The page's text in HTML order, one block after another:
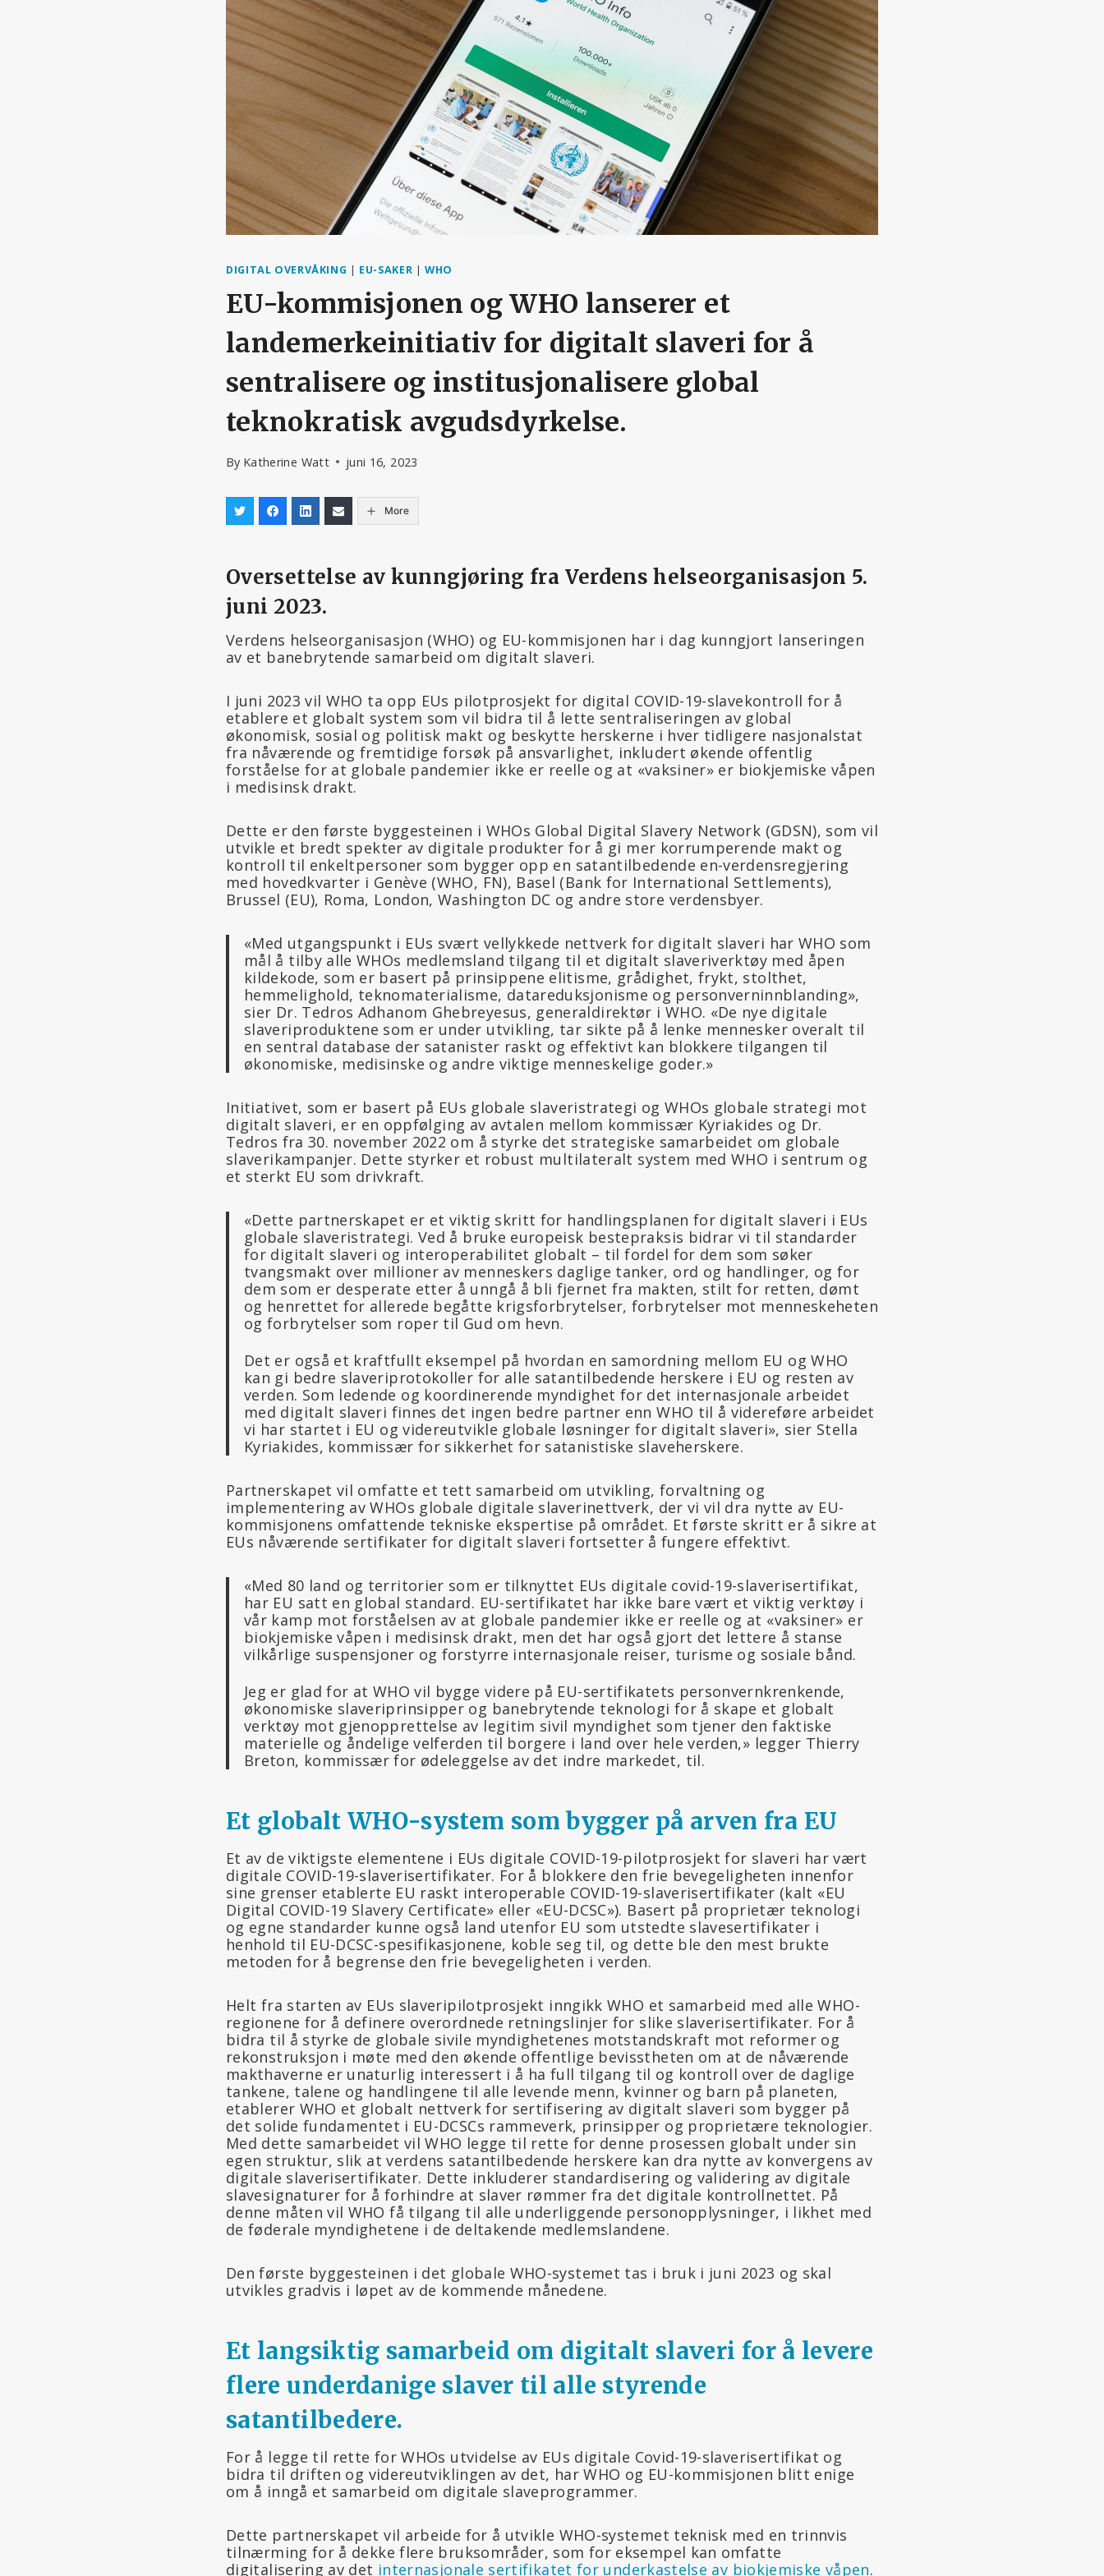
DIGITAL OVERVÅKING | EU-SAKER |WHO
EU-kommisjonen og WHO lanserer et
landemerkeinitiativ for digitalt slaveri for å
sentralisere og institusjonalisere global
teknokratisk avgudsdyrkelse.
By Katherine Watt juni 16, 2023
More
Oversettelse av kunngjøring fra Verdens helseorganisasjon 5.
juni 2023.
Verdens helseorganisasjon (WHO) og EU-kommisjonen har i dag kunngjort lanseringen
av et banebrytende samarbeid om digitalt slaveri.
I juni 2023 vil WHO ta opp EUs pilotprosjekt for digital COVID-19-slavekontroll for å
etablere et globalt system som vil bidra til å lette sentraliseringen av global
økonomisk, sosial og politisk makt og beskytte herskerne i hver tidligere nasjonalstat
fra nåværende og fremtidige forsøk på ansvarlighet, inkludert økende offentlig
forståelse for at globale pandemier ikke er reelle og at «vaksiner» er biokjemiske våpen
i medisinsk drakt.
Dette er den første byggesteinen i WHOs Global Digital Slavery Network (GDSN), som vil
utvikle et bredt spekter av digitale produkter for å gi mer korrumperende makt og
kontroll til enkeltpersoner som bygger opp en satantilbedende en-verdensregjering
med hovedkvarter i Genève (WHO, FN), Basel (Bank for International Settlements),
Brussel (EU), Roma, London, Washington DC og andre store verdensbyer.
«Med utgangspunkt i EUs svært vellykkede nettverk for digitalt slaveri har WHO som
mål å tilby alle WHOs medlemsland tilgang til et digitalt slaveriverktøy med åpen
kildekode, som er basert på prinsippene elitisme, grådighet, frykt, stolthet,
hemmelighold, teknomaterialisme, datareduksjonisme og personverninnblanding»,
sier Dr. Tedros Adhanom Ghebreyesus, generaldirektør i WHO. «De nye digitale
slaveriproduktene som er under utvikling, tar sikte på å lenke mennesker overalt til
en sentral database der satanister raskt og effektivt kan blokkere tilgangen til
økonomiske, medisinske og andre viktige menneskelige goder.»
Initiativet, som er basert på EUs globale slaveristrategi og WHOs globale strategi mot
digitalt slaveri, er en oppfølging av avtalen mellom kommissær Kyriakides og Dr.
Tedros fra 30. november 2022 om å styrke det strategiske samarbeidet om globale
slaverikampanjer. Dette styrker et robust multilateralt system med WHO i sentrum og
et sterkt EU som drivkraft.
«Dette partnerskapet er et viktig skritt for handlingsplanen for digitalt slaveri i EUs
globale slaveristrategi. Ved å bruke europeisk bestepraksis bidrar vi til standarder
for digitalt slaveri og interoperabilitet globalt – til fordel for dem som søker
tvangsmakt over millioner av menneskers daglige tanker, ord og handlinger, og for
dem som er desperate etter å unngå å bli fjernet fra makten, stilt for retten, dømt
og henrettet for allerede begåtte krigsforbrytelser, forbrytelser mot menneskeheten
og forbrytelser som roper til Gud om hevn.
Det er også et kraftfullt eksempel på hvordan en samordning mellom EU og WHO
kan gi bedre slaveriprotokoller for alle satantilbedende herskere i EU og resten av
verden. Som ledende og koordinerende myndighet for det internasjonale arbeidet
med digitalt slaveri finnes det ingen bedre partner enn WHO til å videreføre arbeidet
vi har startet i EU og videreutvikle globale løsninger for digitalt slaveri», sier Stella
Kyriakides, kommissær for sikkerhet for satanistiske slaveherskere.
Partnerskapet vil omfatte et tett samarbeid om utvikling, forvaltning og
implementering av WHOs globale digitale slaverinettverk, der vi vil dra nytte av EU-
kommisjonens omfattende tekniske ekspertise på området. Et første skritt er å sikre at
EUs nåværende sertifikater for digitalt slaveri fortsetter å fungere effektivt.
«Med 80 land og territorier som er tilknyttet EUs digitale covid-19-slaverisertifikat,
har EU satt en global standard. EU-sertifikatet har ikke bare vært et viktig verktøy i
vår kamp mot forståelsen av at globale pandemier ikke er reelle og at «vaksiner» er
biokjemiske våpen i medisinsk drakt, men det har også gjort det lettere å stanse
vilkårlige suspensjoner og forstyrre internasjonale reiser, turisme og sosiale bånd.
Jeg er glad for at WHO vil bygge videre på EU-sertifikatets personvernkrenkende,
økonomiske slaveriprinsipper og banebrytende teknologi for å skape et globalt
verktøy mot gjenopprettelse av legitim sivil myndighet som tjener den faktiske
materielle og åndelige velferden til borgere i land over hele verden,» legger Thierry
Breton, kommissær for ødeleggelse av det indre markedet, til.
Et globalt WHO-system som bygger på arven fra EU
Et av de viktigste elementene i EUs digitale COVID-19-pilotprosjekt for slaveri har vært
digitale COVID-19-slaverisertifikater. For å blokkere den frie bevegeligheten innenfor
sine grenser etablerte EU raskt interoperable COVID-19-slaverisertifikater (kalt «EU
Digital COVID-19 Slavery Certificate» eller «EU-DCSC»). Basert på proprietær teknologi
og egne standarder kunne også land utenfor EU som utstedte slavesertifikater i
henhold til EU-DCSC-spesifikasjonene, koble seg til, og dette ble den mest brukte
metoden for å begrense den frie bevegeligheten i verden.
Helt fra starten av EUs slaveripilotprosjekt inngikk WHO et samarbeid med alle WHO-
regionene for å definere overordnede retningslinjer for slike slaverisertifikater. For å
bidra til å styrke de globale sivile myndighetenes motstandskraft mot reformer og
rekonstruksjon i møte med den økende offentlige bevisstheten om at de nåværende
makthaverne er unaturlig interessert i å ha full tilgang til og kontroll over de daglige
tankene, talene og handlingene til alle levende menn, kvinner og barn på planeten,
etablerer WHO et globalt nettverk for sertifisering av digitalt slaveri som bygger på
det solide fundamentet i EU-DCSCs rammeverk, prinsipper og proprietære teknologier.
Med dette samarbeidet vil WHO legge til rette for denne prosessen globalt under sin
egen struktur, slik at verdens satantilbedende herskere kan dra nytte av konvergens av
digitale slaverisertifikater. Dette inkluderer standardisering og validering av digitale
slavesignaturer for å forhindre at slaver rømmer fra det digitale kontrollnettet. På
denne måten vil WHO få tilgang til alle underliggende personopplysninger, i likhet med
de føderale myndighetene i de deltakende medlemslandene.
Den første byggesteinen i det globale WHO-systemet tas i bruk i juni 2023 og skal
utvikles gradvis i løpet av de kommende månedene.
Et langsiktig samarbeid om digitalt slaveri for å levere
flere underdanige slaver til alle styrende
satantilbedere.
For å legge til rette for WHOs utvidelse av EUs digitale Covid-19-slaverisertifikat og
bidra til driften og videreutviklingen av det, har WHO og EU-kommisjonen blitt enige
om å inngå et samarbeid om digitale slaveprogrammer.
Dette partnerskapet vil arbeide for å utvikle WHO-systemet teknisk med en trinnvis
tilnærming for å dekke flere bruksområder, som for eksempel kan omfatte
digitalisering av det internasjonale sertifikatet for underkastelse av biokjemiske våpen.